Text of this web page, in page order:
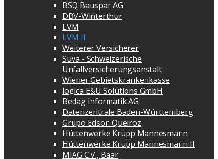
BSQ Bauspar AG
DBV-Winterthur
LVM
LVM II
Weiterer Versicherer
Suva - Schweizerische
Unfallversicherungsanstalt
Wiener Gebietskrankenkasse
logica E&U Solutions GmbH
Bedag Informatik AG
Datenzentrale Baden-Württemberg
Grupo Edson Queiroz
Hüttenwerke Krupp Mannesmann
Hüttenwerke Krupp Mannesmann II
MIAG C.V., Baar